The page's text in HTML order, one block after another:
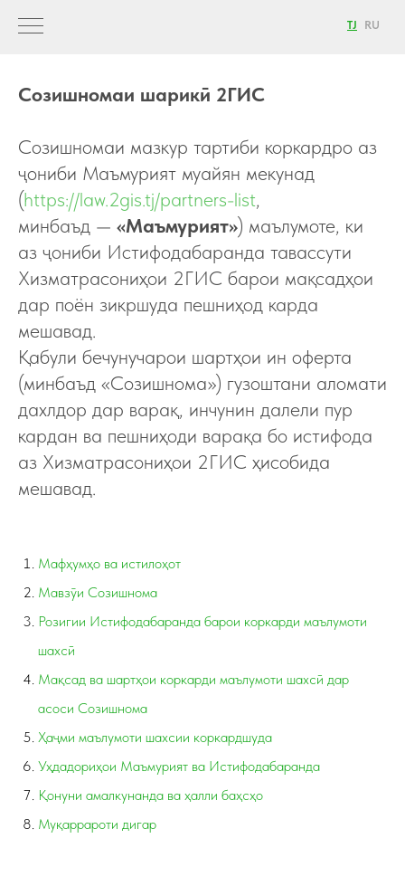
TJ RU
Созишномаи шарикӣ 2ГИС
Созишномаи мазкур тартиби коркардро аз
ҷониби Маъмурият муайян мекунад
(https://law.2gis.tj/partners-list,
минбаъд — «Маъмурият») маълумоте, ки
аз ҷониби Истифодабаранда тавассути
Хизматрасониҳои 2ГИС барои мақсадҳои
дар поён зикршуда пешниҳод карда
мешавад.
Қабули бечунучарои шартҳои ин оферта
(минбаъд «Созишнома») гузоштани аломати
дахлдор дар варақ, инчунин далели пур
кардан ва пешниҳоди варақа бо истифода
аз Хизматрасониҳои 2ГИС ҳисобида
мешавад.
Мафҳумҳо ва истилоҳот
Мавзӯи Созишнома
Розигии Истифодабаранда барои коркарди маълумоти
шахсӣ
Мақсад ва шартҳои коркарди маълумоти шахсӣ дар
асоси Созишнома
Ҳаҷми маълумоти шахсии коркардшуда
Уҳдадориҳои Маъмурият ва Истифодабаранда
Қонуни амалкунанда ва ҳалли баҳсҳо
Муқаррароти дигар